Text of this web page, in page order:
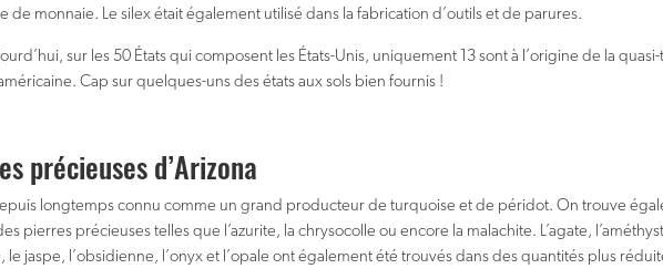
de monnaie. Le silex était également utilisé dans la fabrication d’outils et de parures.
sur les 50 États qui composent les États-Unis, uniquement 13 sont à l’origine de la
Cap sur quelques-uns des états aux sols bien fournis !
précieuses d’Arizona
longtemps connu comme un grand producteur de turquoise et de péridot. On trouve
pierres précieuses telles que l’azurite, la chrysocolle ou encore la malachite. L’agate,
le jaspe, l’obsidienne, l’onyx et l’opale ont également été trouvés dans des quantités plus